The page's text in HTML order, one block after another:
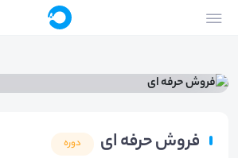
فروش حرفه ای دوره